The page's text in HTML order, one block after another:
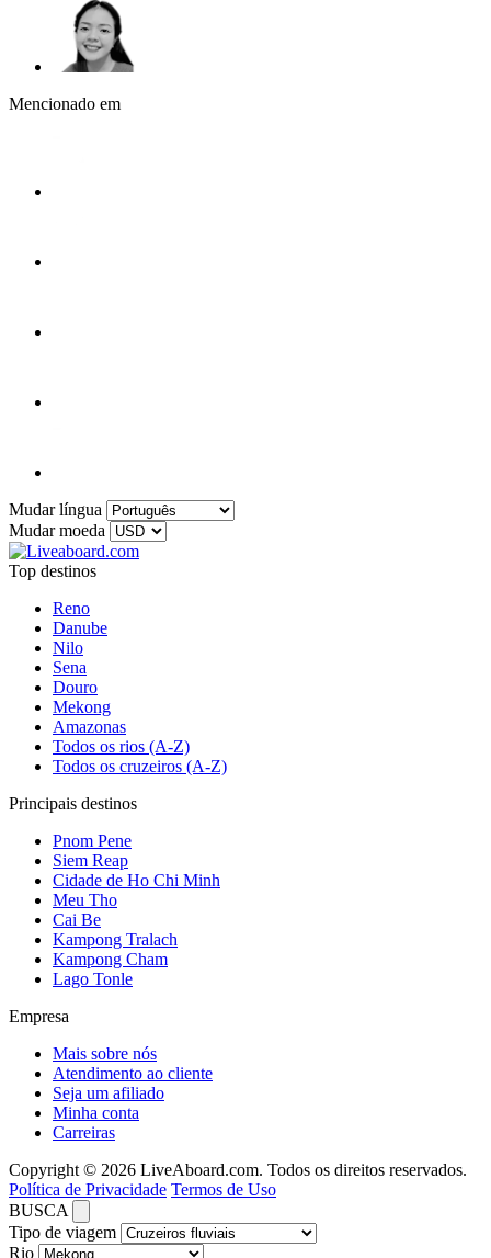
Mencionado em
Mudar língua
Mudar moeda
Top destinos
Reno
Danube
Nilo
Sena
Douro
Mekong
Amazonas
Todos os rios (A-Z)
Todos os cruzeiros (A-Z)
Principais destinos
Pnom Pene
Siem Reap
Cidade de Ho Chi Minh
Meu Tho
Cai Be
Kampong Tralach
Kampong Cham
Lago Tonle
Empresa
Mais sobre nós
Atendimento ao cliente
Seja um afiliado
Minha conta
Carreiras
Copyright © 2026 LiveAboard.com. Todos os direitos reservados.
Política de Privacidade Termos de Uso
BUSCA
Tipo de viagem
Rio